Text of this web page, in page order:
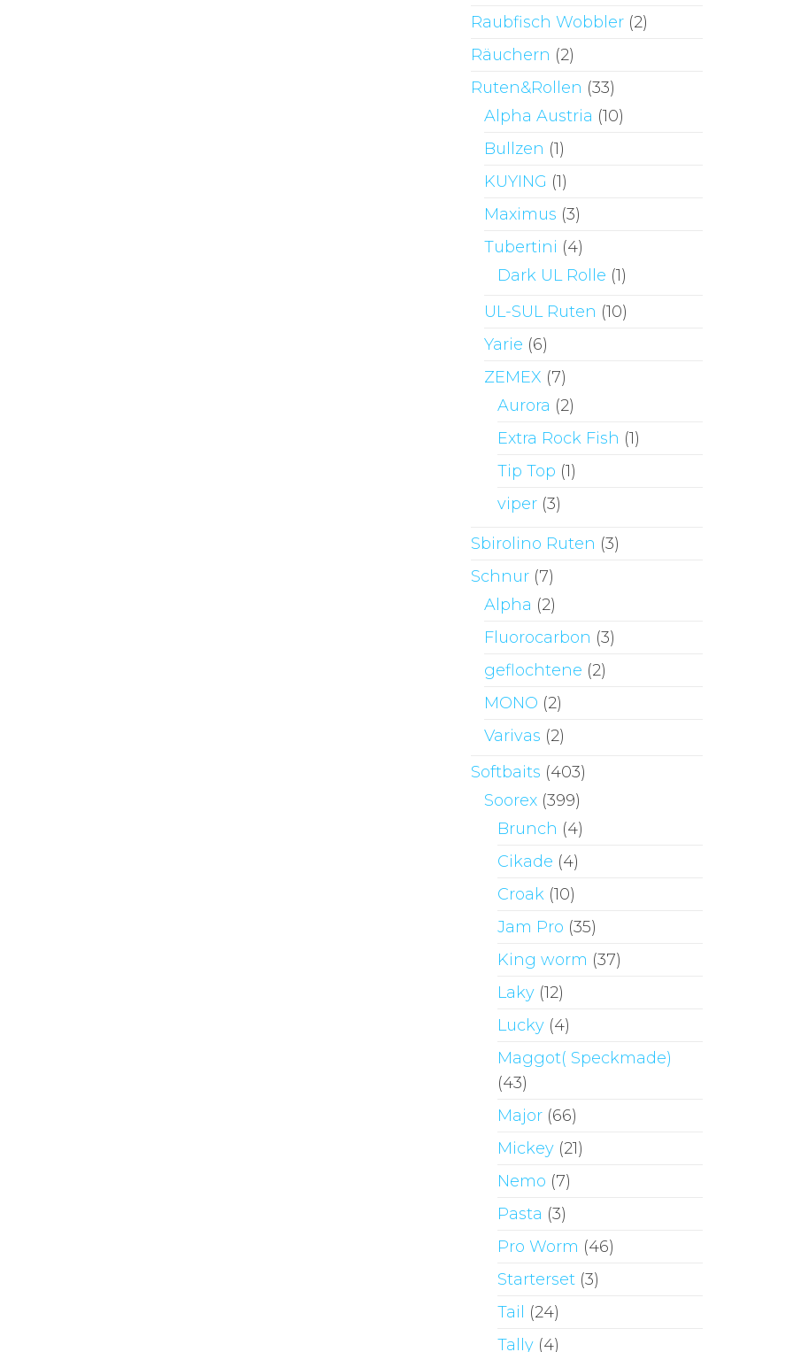
Produktseite
gewählt
Raubfisch Wobbler (2)
Räuchern (2)
Ruten&Rollen (33)
Alpha Austria (10)
Bullzen (1)
KUYING (1)
Maximus (3)
Tubertini (4)
Dark UL Rolle (1)
UL-SUL Ruten (10)
Yarie (6)
ZEMEX (7)
Aurora (2)
Extra Rock Fish (1)
Tip Top (1)
viper (3)
Sbirolino Ruten (3)
Schnur (7)
Alpha (2)
Fluorocarbon (3)
geflochtene (2)
MONO (2)
Varivas (2)
Softbaits (403)
Soorex (399)
Brunch (4)
Cikade (4)
Croak (10)
Jam Pro (35)
King worm (37)
Laky (12)
Lucky (4)
Maggot( Speckmade)
(43)
Major (66)
Mickey (21)
Nemo (7)
Pasta (3)
Pro Worm (46)
Starterset (3)
Tail
(24)
Tally (4)